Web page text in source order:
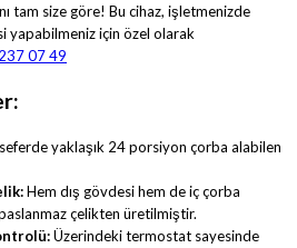
tam size göre! Bu cihaz, işletmenizde
yapabilmeniz için özel olarak
07 49
yaklaşık 24 porsiyon çorba alabilen
Hem dış gövdesi hem de iç çorba
çelikten üretilmiştir.
Üzerindeki termostat sayesinde